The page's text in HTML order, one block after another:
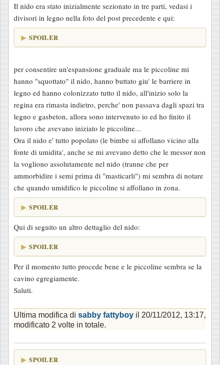
Il nido era stato inizialmente sezionato in tre parti, vedasi i
divisori in legno nella foto del post precedente e qui:
SPOILER
per consentire un'espansione graduale ma le piccoline mi
hanno "squottato" il nido, hanno buttato giu' le barriere in
legno ed hanno colonizzato tutto il nido, all'inizio solo la
regina era rimasta indietro, perche' non passava dagli spazi tra
legno e gasbeton, allora sono intervenuto io ed ho finito il
lavoro che avevano iniziato le piccoline...
Ora il nido e' tutto popolato (le bimbe si affollano vicino alla
fonte di umidita', anche se mi avevano detto che le messor non
la vogliono assolutamente nel nido (tranne che per
ammorbidire i semi prima di "masticarli") mi sembra di notare
che quando umidifico le piccoline si affollano in zona.
SPOILER
Qui di seguito un altro dettaglio del nido:
SPOILER
Per il momento tutto procede bene e le piccoline sembra se la
cavino egregiamente.
Saluti.
Ultima modifica di sabby fattyboy il 20/11/2012, 13:17,
modificato 2 volte in totale.
SPOILER